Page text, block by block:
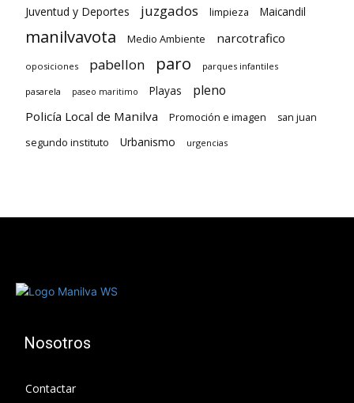
Juventud y Deportes juzgados limpieza Maicandil
manilvavota Medio Ambiente narcotrafico
oposiciones pabellon paro parques infantiles
pasarela paseo maritimo Playas pleno
Policía Local de Manilva Promoción e imagen san juan
segundo instituto Urbanismo urgencias
Nosotros
Contactar